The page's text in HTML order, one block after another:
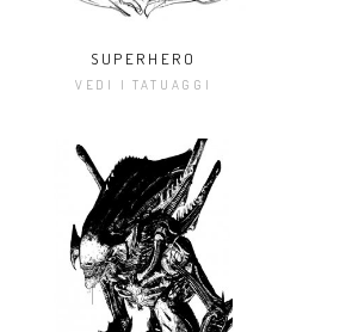
SUPERHERO
VEDI I TATUAGGI